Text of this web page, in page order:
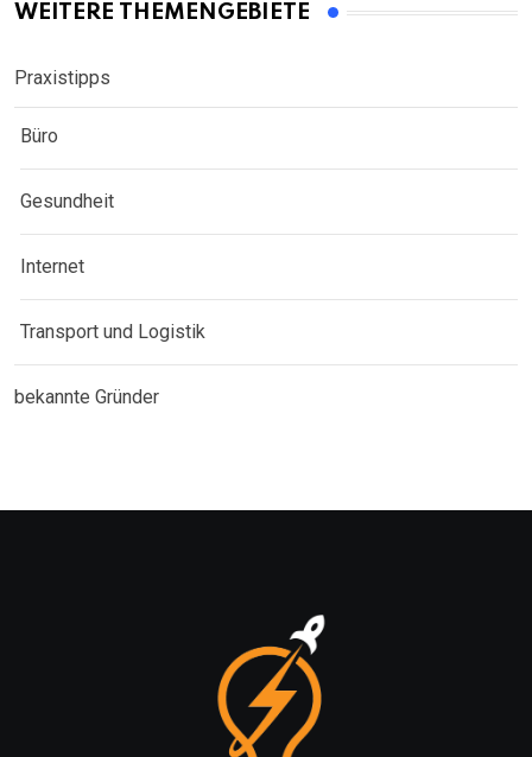
WEITERE THEMENGEBIETE
Praxistipps
Büro
Gesundheit
Internet
Transport und Logistik
bekannte Gründer